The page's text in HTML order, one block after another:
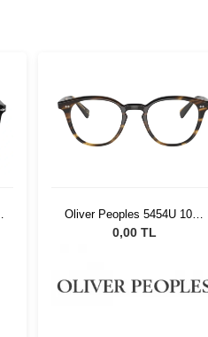
Oliver Peoples 5454U 1003
48
0,00 TL